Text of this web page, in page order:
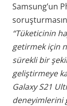
Samsung’un
“Tüketicinin
getirmek için
sürekli bir
geliştirmeye
Galaxy S21
deneyimlerini